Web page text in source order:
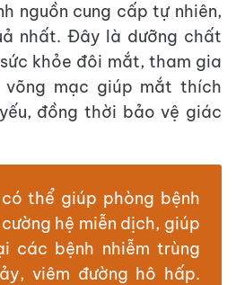
nguồn cung cấp tự nhiên,
nhất. Đây là dưỡng chất
khỏe đôi mắt, tham gia
mạc giúp mắt thích
đồng thời bảo vệ giác
thể giúp phòng bệnh
hệ miễn dịch, giúp
các bệnh nhiễm trùng
viêm đường hô hấp.